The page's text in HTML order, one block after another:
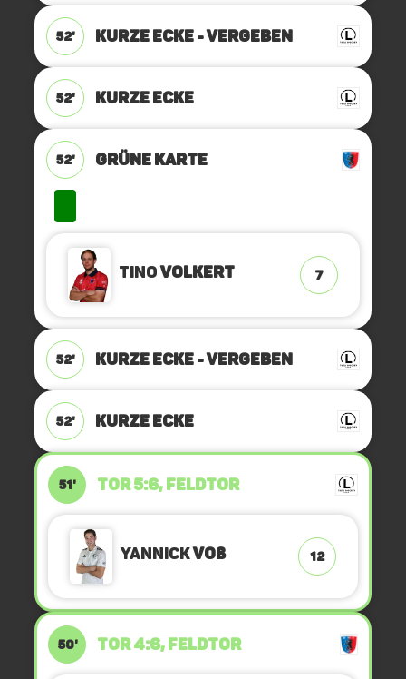
52' KURZE ECKE - VERGEBEN
52' KURZE ECKE
52' GRÜNE KARTE
TinoVolkert 7
52' KURZE ECKE - VERGEBEN
52' KURZE ECKE
51' TOR 5:6, FELDTOR
YannickVoß 12
50' TOR 4:6, FELDTOR